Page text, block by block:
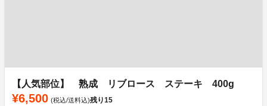
【人気部位】 熟成 リブロース ステーキ 400g
¥6,500 (税込/送料込)残り15